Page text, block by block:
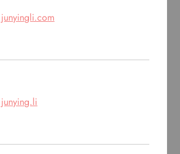
junyingli.com
junying.li